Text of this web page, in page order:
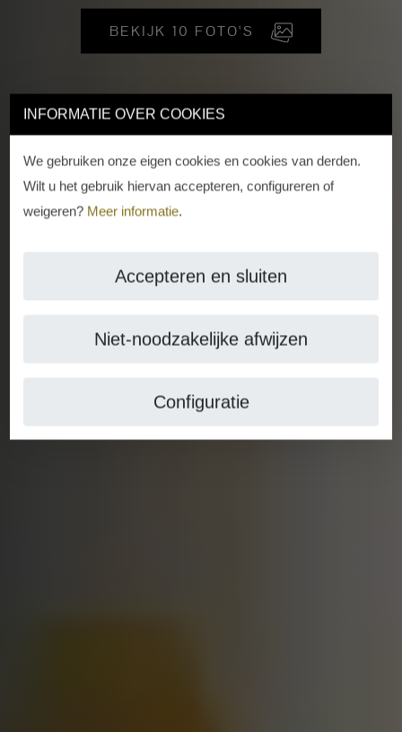
INFORMATIE OVER COOKIES
We gebruiken onze eigen cookies en cookies van derden.
Wilt u het gebruik hiervan accepteren, configureren of
weigeren? Meer informatie.
Accepteren en sluiten
Niet-noodzakelijke afwijzen
Configuratie
BEKIJK 10 FOTO'S